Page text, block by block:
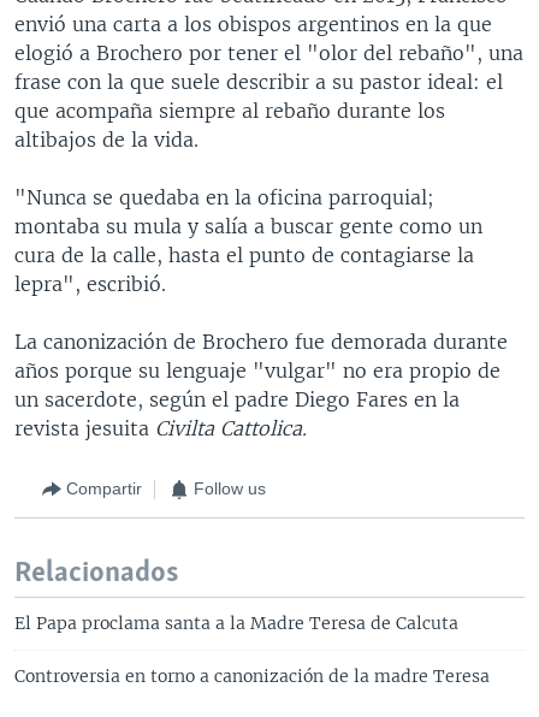
envió una carta a los obispos argentinos en la que
elogió a Brochero por tener el "olor del rebaño", una
frase con la que suele describir a su pastor ideal: el
que acompaña siempre al rebaño durante los
altibajos de la vida.
"Nunca se quedaba en la oficina parroquial;
montaba su mula y salía a buscar gente como un
cura de la calle, hasta el punto de contagiarse la
lepra", escribió.
La canonización de Brochero fue demorada durante
años porque su lenguaje "vulgar" no era propio de
un sacerdote, según el padre Diego Fares en la
revista jesuita Civilta Cattolica.
Compartir Follow us
Relacionados
El Papa proclama santa a la Madre Teresa de Calcuta
Controversia en torno a canonización de la madre Teresa